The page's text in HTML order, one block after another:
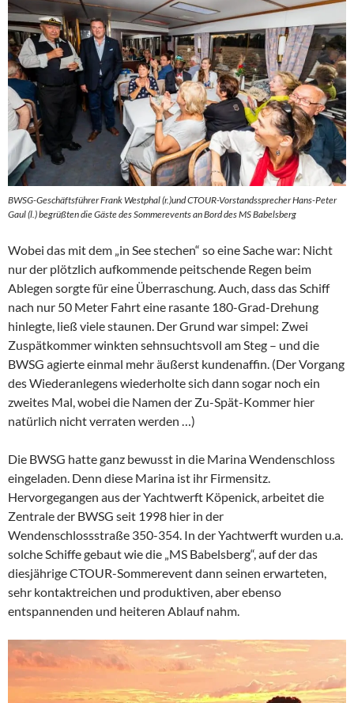
BWSG-Geschäftsführer Frank Westphal (r.)und CTOUR-Vorstandssprecher Hans-Peter
Gaul (l.) begrüßten die Gäste des Sommerevents an Bord des MS Babelsberg
Wobei das mit dem „in See stechen“ so eine Sache war: Nicht
nur der plötzlich aufkommende peitschende Regen beim
Ablegen sorgte für eine Überraschung. Auch, dass das Schiff
nach nur 50 Meter Fahrt eine rasante 180-Grad-Drehung
hinlegte, ließ viele staunen. Der Grund war simpel: Zwei
Zuspätkommer winkten sehnsuchtsvoll am Steg – und die
BWSG agierte einmal mehr äußerst kundenaffin. (Der Vorgang
des Wiederanlegens wiederholte sich dann sogar noch ein
zweites Mal, wobei die Namen der Zu-Spät-Kommer hier
natürlich nicht verraten werden …)
Die BWSG hatte ganz bewusst in die Marina Wendenschloss
eingeladen. Denn diese Marina ist ihr Firmensitz.
Hervorgegangen aus der Yachtwerft Köpenick, arbeitet die
Zentrale der BWSG seit 1998 hier in der
Wendenschlossstraße 350-354. In der Yachtwerft wurden u.a.
solche Schiffe gebaut wie die „MS Babelsberg“, auf der das
diesjährige CTOUR-Sommerevent dann seinen erwarteten,
sehr kontaktreichen und produktiven, aber ebenso
entspannenden und heiteren Ablauf nahm.